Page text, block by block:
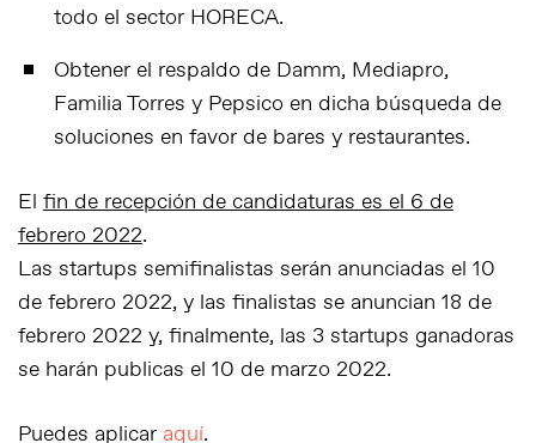
todo el sector HORECA.
Obtener el respaldo de Damm, Mediapro,
Familia Torres y Pepsico en dicha búsqueda de
soluciones en favor de bares y restaurantes.
El fin de recepción de candidaturas es el 6 de
febrero 2022.
Las startups semifinalistas serán anunciadas el 10
de febrero 2022, y las finalistas se anuncian 18 de
febrero 2022 y, finalmente, las 3 startups ganadoras
se harán publicas el 10 de marzo 2022.
Puedes aplicar aquí.